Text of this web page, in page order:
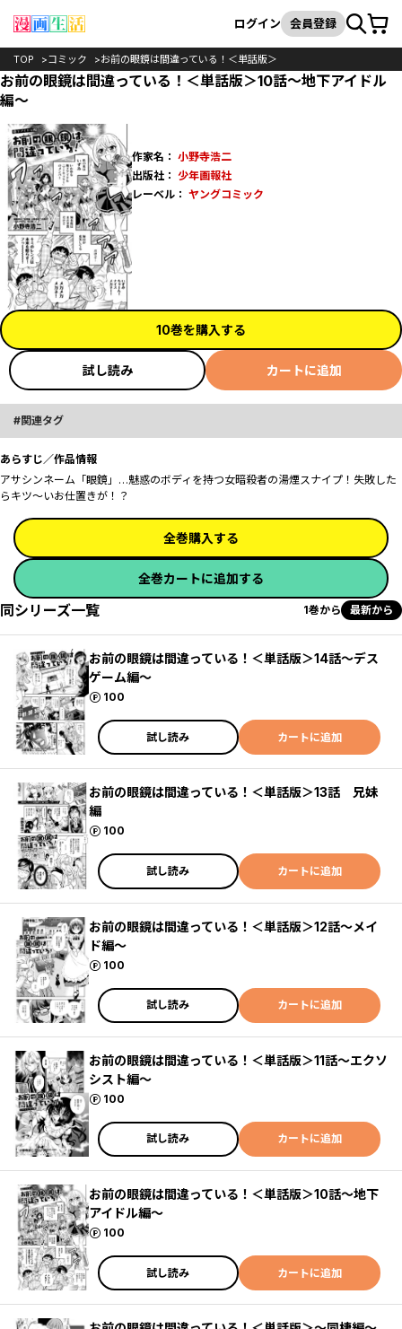
検索
ログイン 会員登録カート
TOP コミック お前の眼鏡は間違っている！＜単話版＞
お前の眼鏡は間違っている！＜単話版＞10話〜地下アイドル
編〜
作家名： 小野寺浩二
出版社： 少年画報社
レーベル： ヤングコミック
10巻を購入する
試し読み カートに追加
関連タグ
あらすじ／作品情報
アサシンネーム「眼鏡」…魅惑のボディを持つ女暗殺者の湯煙スナイプ！失敗した
らキツ～いお仕置きが！？
全巻購入する
全巻カートに追加する
同シリーズ一覧 1巻から 最新から
お前の眼鏡は間違っている！＜単話版＞14話〜デス
ゲーム編〜
100
ポイント
試し読み カートに追加
お前の眼鏡は間違っている！＜単話版＞13話 兄妹
編
100
ポイント
試し読み カートに追加
お前の眼鏡は間違っている！＜単話版＞12話〜メイ
ド編〜
100
ポイント
試し読み カートに追加
お前の眼鏡は間違っている！＜単話版＞11話〜エクソ
シスト編〜
100
ポイント
試し読み カートに追加
お前の眼鏡は間違っている！＜単話版＞10話〜地下
アイドル編〜
100
ポイント
試し読み カートに追加